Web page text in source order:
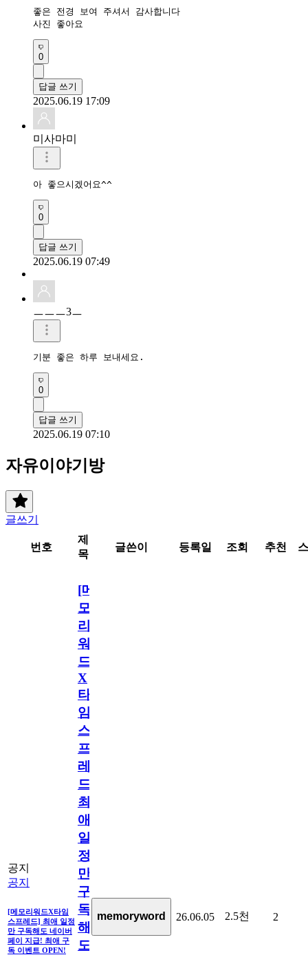
좋은 전경 보여 주셔서 감사합니다
사진 좋아요
0
답글 쓰기
2025.06.19 17:09
미사마미
아 좋으시겠어요^^
0
답글 쓰기
2025.06.19 07:49
ㅡㅡㅡ3ㅡ
기분 좋은 하루 보내세요.
0
답글 쓰기
2025.06.19 07:10
자유이야기방
글쓰기
번호
제
목
글쓴이 등록일 조회 추천
공지
공지
[메모리워드X타임
스프레드] 최애 일정
만 구독해도 네이버
페이 지급! 최애 구
독 이벤트 OPEN!
[메
모
리
워
드
X
타
임
스
프
레
드]
최
애
일
정
만
구
독
해
도
memoryword 26.06.05 2.5천 2